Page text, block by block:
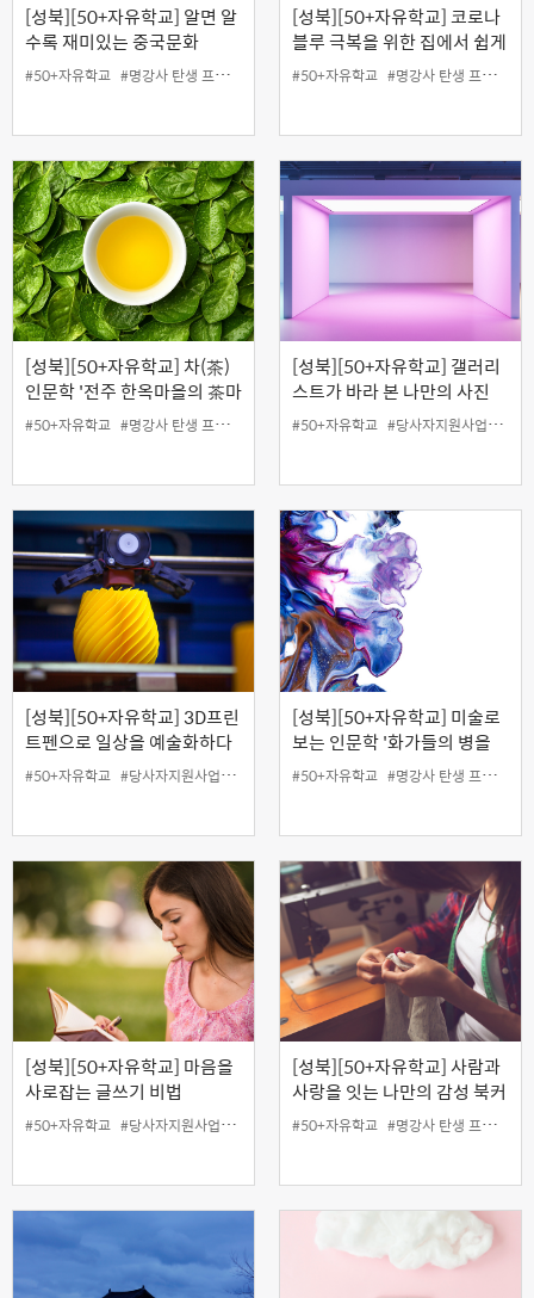
[성북][50+자유학교] 알면 알
수록 재미있는 중국문화
#50+자유학교 #명강사 탄생 프로젝트
[성북][50+자유학교] 코로나
블루 극복을 위한 집에서 쉽게
할 수 있는 레크댄스
#50+자유학교 #명강사 탄생 프로젝트
[성북][50+자유학교] 차(茶)
인문학 '전주 한옥마을의 茶마
고도를 따라 걷는 맘 길
#50+자유학교 #명강사 탄생 프로젝트
[성북][50+자유학교] 갤러리
스트가 바라 본 나만의 사진
#50+자유학교 #당사자지원사업 #무료
[성북][50+자유학교] 3D프린
트펜으로 일상을 예술화하다
#50+자유학교 #당사자지원사업 #무료 #성북홍보왕 #온라인 #지역협력사업
[성북][50+자유학교] 미술로
보는 인문학 '화가들의 병을
대처하는 철학'
#50+자유학교 #명강사 탄생 프로젝트
[성북][50+자유학교] 마음을
사로잡는 글쓰기 비법
#50+자유학교 #당사자지원사업 #무료 #성북홍보왕 #지역협력사업 #특강
[성북][50+자유학교] 사람과
사랑을 잇는 나만의 감성 북커
버 만들기
#50+자유학교 #명강사 탄생 프로젝트